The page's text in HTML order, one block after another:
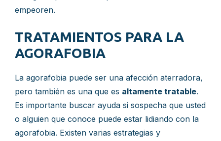
empeoren.
TRATAMIENTOS PARA LA
AGORAFOBIA
La agorafobia puede ser una afección aterradora,
pero también es una que es altamente tratable.
Es importante buscar ayuda si sospecha que usted
o alguien que conoce puede estar lidiando con la
agorafobia. Existen varias estrategias y